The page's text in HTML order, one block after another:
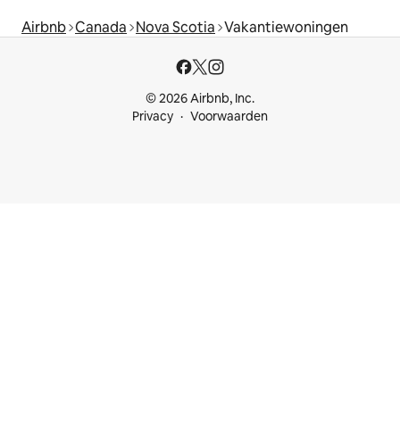
Airbnb Canada Nova Scotia Vakantiewoningen
© 2026 Airbnb, Inc.
Privacy
Voorwaarden